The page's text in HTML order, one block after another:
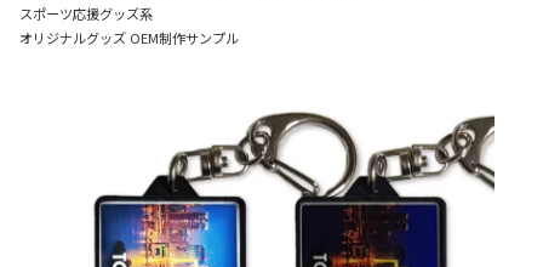
スポーツ応援グッズ系
オリジナルグッズ OEM制作サンプル